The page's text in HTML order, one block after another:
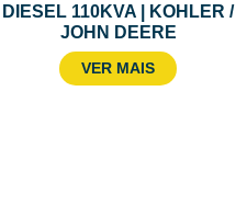
DIESEL 110KVA | KOHLER /
JOHN DEERE
VER MAIS